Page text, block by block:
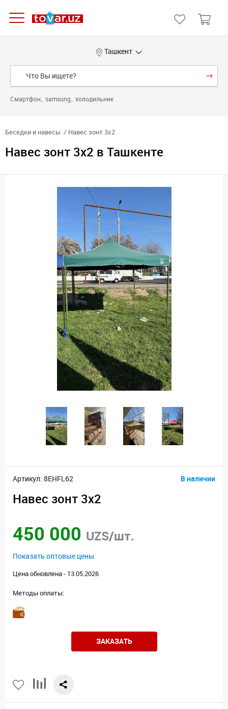
Ташкент
Смартфон samsung холодильник
Беседки и навесы Навес зонт 3x2
Навес зонт 3x2 в Ташкенте
Артикул: 8EHFL62 В наличии
Навес зонт 3x2
450 000 UZS/шт.
Показать оптовые цены
Цена обновлена - 13.05.2026
Методы оплаты:
ЗАКАЗАТЬ